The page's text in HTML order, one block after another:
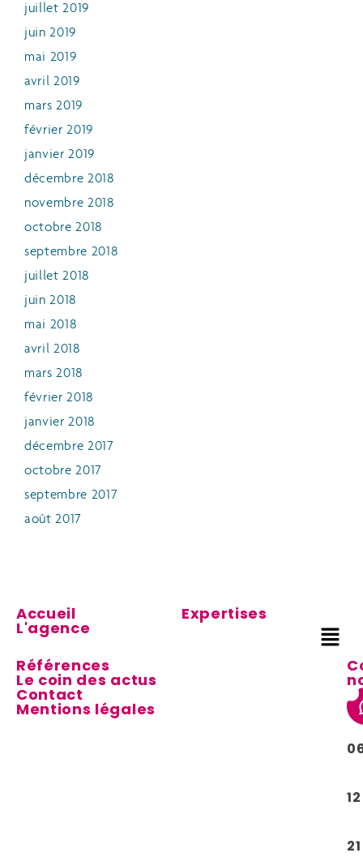
juillet 2019
juin 2019
mai 2019
avril 2019
mars 2019
février 2019
janvier 2019
décembre 2018
novembre 2018
octobre 2018
septembre 2018
juillet 2018
juin 2018
mai 2018
avril 2018
mars 2018
février 2018
janvier 2018
décembre 2017
octobre 2017
septembre 2017
août 2017
Accueil
L'agence
Expertises
Références
Le coin des actus
Contact
Mentions légales
12
21